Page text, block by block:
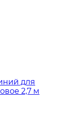
для
2,7 м